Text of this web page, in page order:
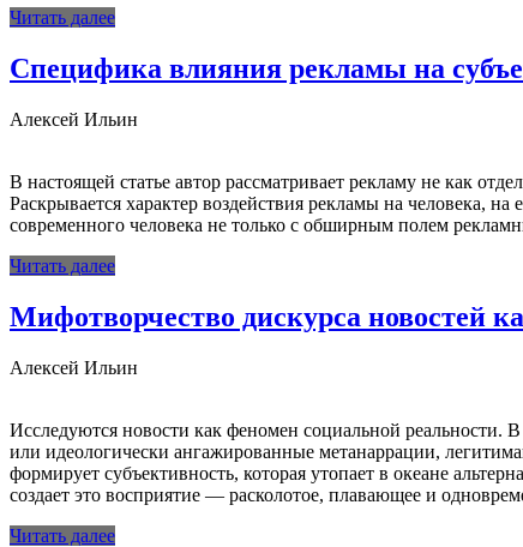
Читать далее
Специфика влияния рекламы на
Алексей Ильин
В настоящей статье автор рассматривает рекламу не как
Раскрывается характер воздействия рек­ламы на человека,
современного человека не только с обширным полем
Читать далее
Мифотворчество дискурса новостей
Алексей Ильин
Исследуются новости как феномен социальной реальности.
или идеологически ангажированные метанаррации,
формирует субъективность, которая утопает в океане
создает это восприятие — расколотое, плавающее и
Читать далее